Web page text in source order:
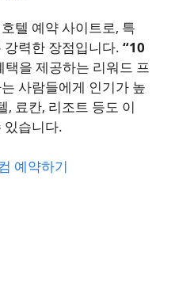
텔 예약 사이트로, 특
강력한 장점입니다. “10
택을 제공하는 리워드 프
사람들에게 인기가 높
, 료칸, 리조트 등도 이
있습니다.
예약하기